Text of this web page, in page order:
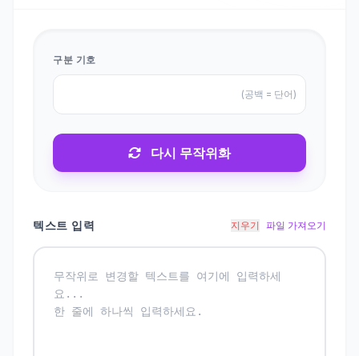
구분 기호
(공백 = 단어)
다시 무작위화
텍스트 입력 지우기 파일 가져오기